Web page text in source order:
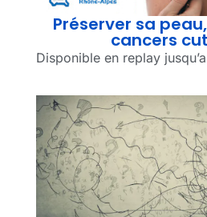
Préserver sa
cancers
Disponible en replay